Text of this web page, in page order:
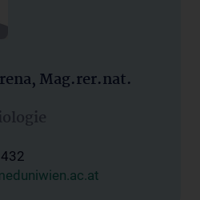
Mag.rer.nat.